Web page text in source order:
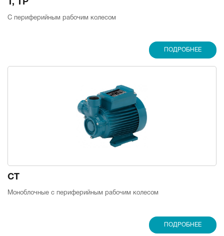
T, TP
С периферийным рабочим колесом
ПОДРОБНЕЕ
CT
Моноблочные с периферийным рабочим колесом
ПОДРОБНЕЕ